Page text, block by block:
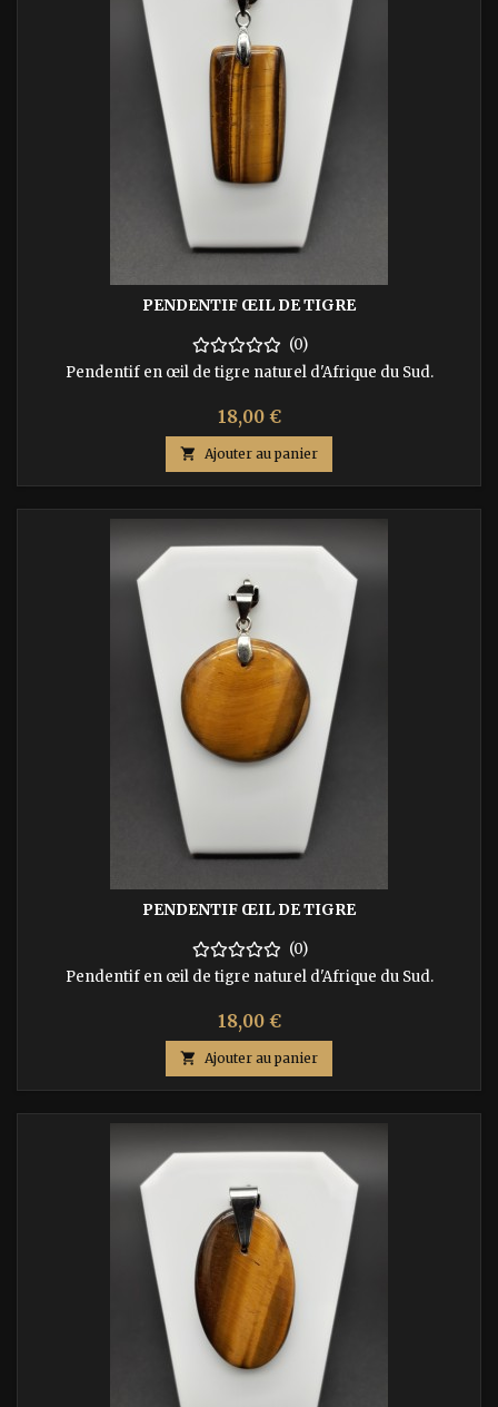
PENDENTIF ŒIL DE TIGRE
(0)
Pendentif en œil de tigre naturel d'Afrique du Sud.
Prix
18,00 €
 Ajouter au panier
PENDENTIF ŒIL DE TIGRE
(0)
Pendentif en œil de tigre naturel d'Afrique du Sud.
Prix
18,00 €
 Ajouter au panier